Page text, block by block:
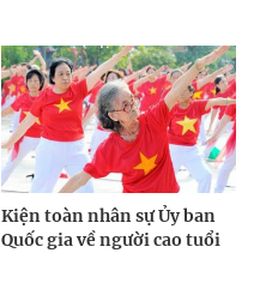
Kiện toàn nhân sự Ủy ban
Quốc gia về người cao tuổi